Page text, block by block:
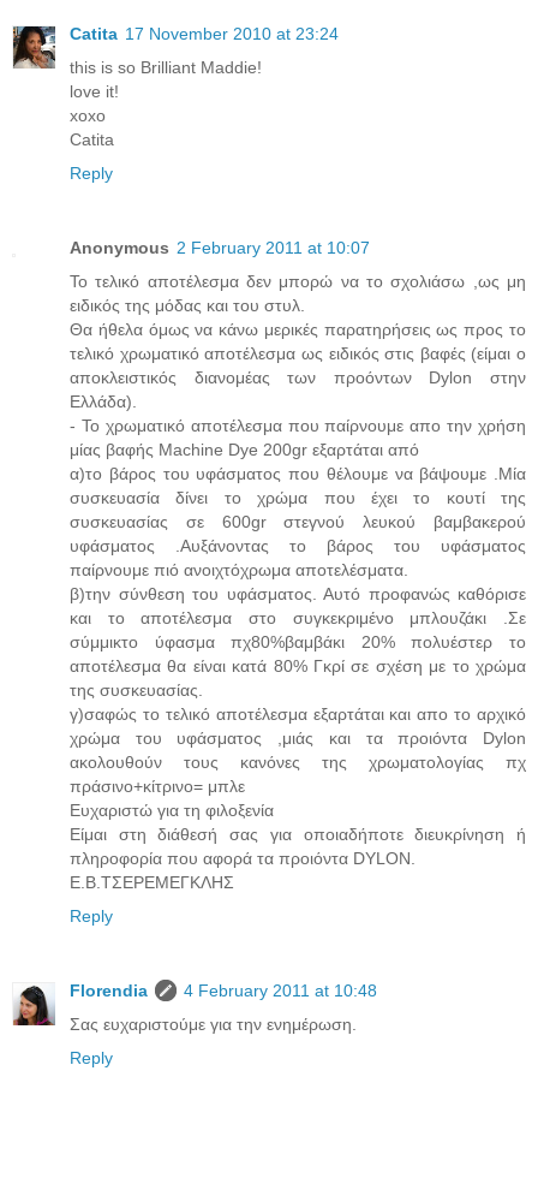
Catita 17 November 2010 at 23:24
this is so Brilliant Maddie!
love it!
xoxo
Catita
Reply
Anonymous 2 February 2011 at 10:07
Το τελικό αποτέλεσμα δεν μπορώ να το σχολιάσω ,ως μη
ειδικός της μόδας και του στυλ.
Θα ήθελα όμως να κάνω μερικές παρατηρήσεις ως προς το
τελικό χρωματικό αποτέλεσμα ως ειδικός στις βαφές (είμαι ο
αποκλειστικός διανομέας των προόντων Dylon στην
Ελλάδα).
- Το χρωματικό αποτέλεσμα που παίρνουμε απο την χρήση
μίας βαφής Machine Dye 200gr εξαρτάται από
α)το βάρος του υφάσματος που θέλουμε να βάψουμε .Μία
συσκευασία δίνει το χρώμα που έχει το κουτί της
συσκευασίας σε 600gr στεγνού λευκού βαμβακερού
υφάσματος .Αυξάνοντας το βάρος του υφάσματος
παίρνουμε πιό ανοιχτόχρωμα αποτελέσματα.
β)την σύνθεση του υφάσματος. Αυτό προφανώς καθόρισε
και το αποτέλεσμα στο συγκεκριμένο μπλουζάκι .Σε
σύμμικτο ύφασμα πχ80%βαμβάκι 20% πολυέστερ το
αποτέλεσμα θα είναι κατά 80% Γκρί σε σχέση με το χρώμα
της συσκευασίας.
γ)σαφώς το τελικό αποτέλεσμα εξαρτάται και απο το αρχικό
χρώμα του υφάσματος ,μιάς και τα προιόντα Dylon
ακολουθούν τους κανόνες της χρωματολογίας πχ
πράσινο+κίτρινο= μπλε
Ευχαριστώ για τη φιλοξενία
Είμαι στη διάθεσή σας για οποιαδήποτε διευκρίνηση ή
πληροφορία που αφορά τα προιόντα DYLON.
Ε.Β.ΤΣΕΡΕΜΕΓΚΛΗΣ
Reply
Florendia
4 February 2011 at 10:48
Σας ευχαριστούμε για την ενημέρωση.
Reply